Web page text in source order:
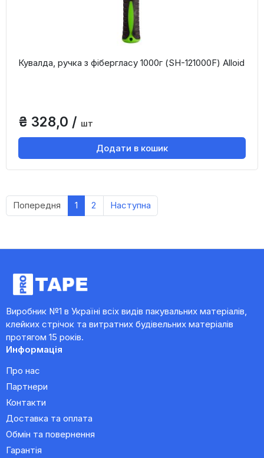
Кувалда, ручка з фібергласу 1000г (SH-121000F) Alloid
₴ 328,0 / шт
Додати в кошик
Попередня 1 2 Наступна
Виробник №1 в Україні всіх видів пакувальних матеріалів,
клейких стрічок та витратних будівельних матеріалів
протягом 15 років.
Информація
Про нас
Партнери
Контакти
Доставка та оплата
Обмін та повернення
Гарантія